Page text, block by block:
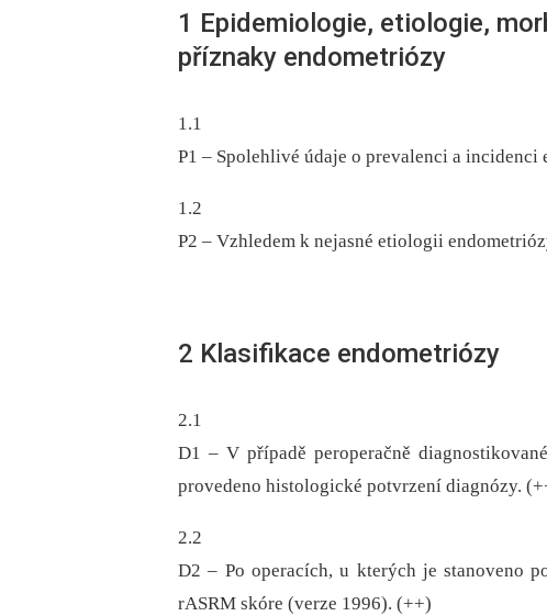
1 Epidemiologie, etiologie,
příznaky endometriózy
1.1
P1 –⁠ Spolehlivé údaje o prevalenci a
1.2
P2 –⁠ Vzhledem k nejasné etiologii
2 Klasifikace endometriózy
2.1
D1 –⁠ V případě peroperačně
provedeno histologické potvrzení diagnózy.
2.2
D2 –⁠ Po operacích, u kterých je stanoveno
rASRM skóre (verze 1996). (++)